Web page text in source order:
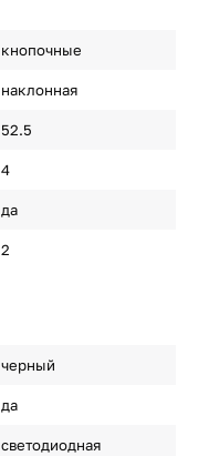
кнопочные
наклонная
52.5
4
да
2
черный
да
светодиодная